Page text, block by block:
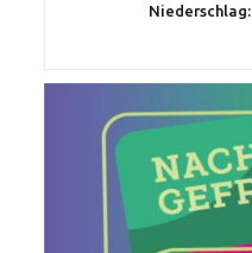
Niederschlag: